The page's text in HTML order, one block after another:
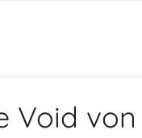
Void von